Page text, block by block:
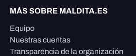
MÁS SOBRE MALDITA.ES
Equipo
Nuestras cuentas
Transparencia de la organización